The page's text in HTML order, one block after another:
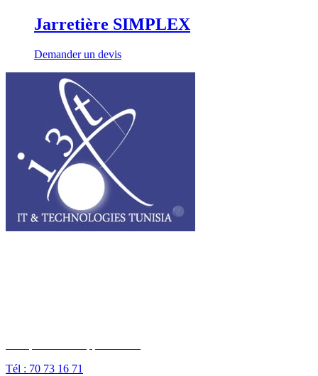
Jarretière SIMPLEX
Demander un devis
Tél : 70 73 16 71